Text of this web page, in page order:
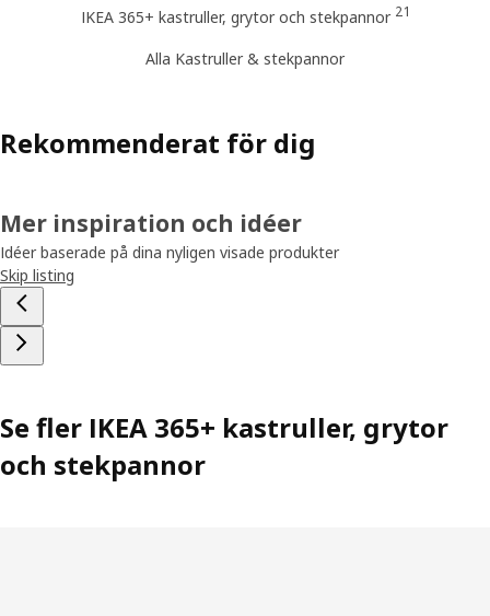
IKEA 365+ kastruller, grytor och stekpannor 21
Alla Kastruller & stekpannor
Rekommenderat för dig
Mer inspiration och idéer
Idéer baserade på dina nyligen visade produkter
Skip listing
Se fler IKEA 365+ kastruller, grytor
och stekpannor